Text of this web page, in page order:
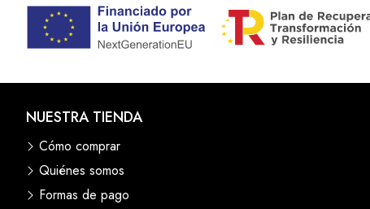
NUESTRA TIENDA
Cómo comprar
Quiénes somos
Formas de pago